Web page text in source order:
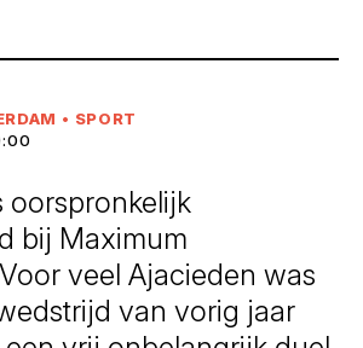
• SPORT
oorspronkelijk
bij Maximum
veel Ajacieden was
van vorig jaar